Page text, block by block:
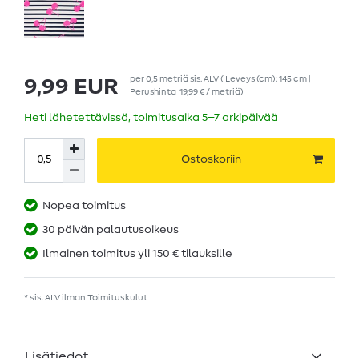
9,99 EUR per0,5 metriäsis. ALV( Leveys (cm): 145 cm |
Perushinta 19,99 € / metriä)
Heti lähetettävissä, toimitusaika 5–7 arkipäivää
Ostoskoriin
Nopea toimitus
30 päivän palautusoikeus
Ilmainen toimitus yli 150 € tilauksille
* sis. ALV ilman Toimituskulut